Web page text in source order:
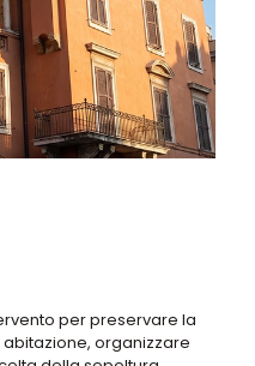
per preservare la
organizzare